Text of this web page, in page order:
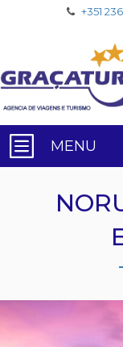
+351
MENU